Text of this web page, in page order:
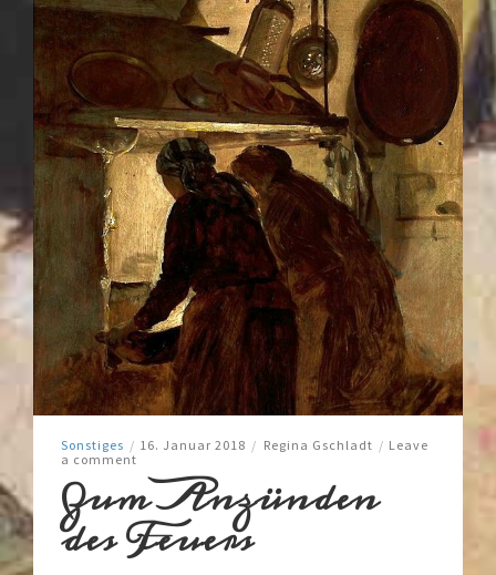
Sonstiges / 16. Januar 2018 / Regina Gschladt / Leave
a comment
Zum Anzünden
des Feuers